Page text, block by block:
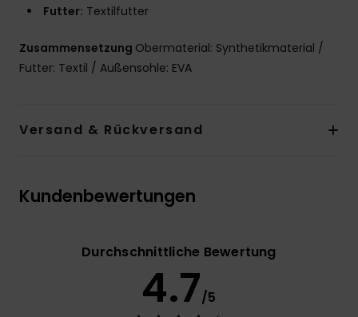
Futter: Textilfutter
Zusammensetzung Obermaterial: Synthetikmaterial /
Futter: Textil / Außensohle: EVA
Versand & Rückversand
Kundenbewertungen
Durchschnittliche Bewertung
4.7/5